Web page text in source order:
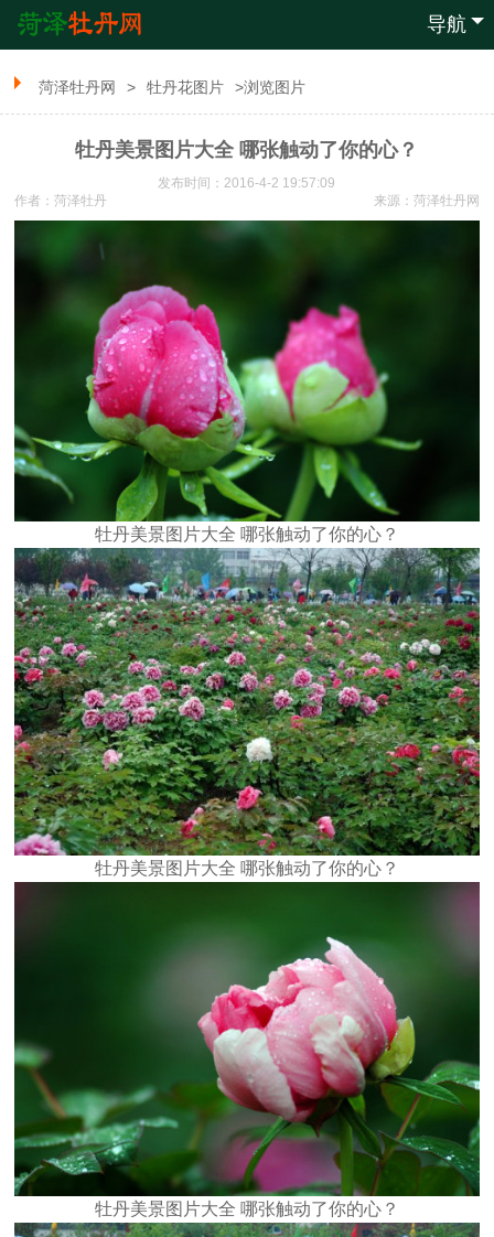
导航
菏泽牡丹网 > 牡丹花图片 >浏览图片
牡丹美景图片大全 哪张触动了你的心？
发布时间：2016-4-2 19:57:09
来源： 菏泽牡丹网
作者：菏泽牡丹
牡丹美景图片大全 哪张触动了你的心？
牡丹美景图片大全 哪张触动了你的心？
牡丹美景图片大全 哪张触动了你的心？